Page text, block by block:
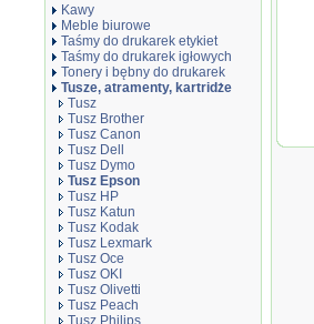
Kawy
Meble biurowe
Taśmy do drukarek etykiet
Taśmy do drukarek igłowych
Tonery i bębny do drukarek
Tusze, atramenty, kartridże
Tusz
Tusz Brother
Tusz Canon
Tusz Dell
Tusz Dymo
Tusz Epson
Tusz HP
Tusz Katun
Tusz Kodak
Tusz Lexmark
Tusz Oce
Tusz OKI
Tusz Olivetti
Tusz Peach
Tusz Philips